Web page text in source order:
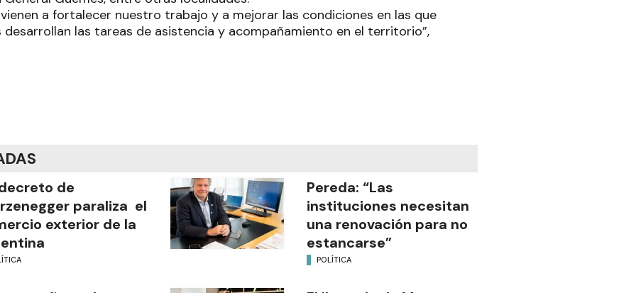
a fortalecer nuestro trabajo y a mejorar las condiciones en las que
las tareas de asistencia y acompañamiento en el territorio”,
de
paraliza el
exterior de la
Pereda: “Las
instituciones necesitan
una renovación para no
estancarse”
POLÍTICA